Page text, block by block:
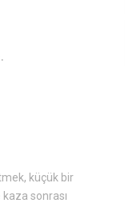
küçük bir
sonrası